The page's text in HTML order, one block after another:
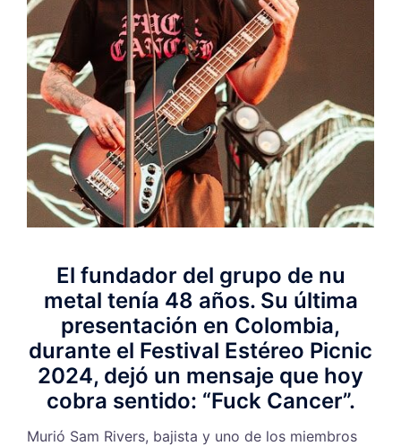
El fundador del grupo de nu
metal tenía 48 años. Su última
presentación en Colombia,
durante el Festival Estéreo Picnic
2024, dejó un mensaje que hoy
cobra sentido: “Fuck Cancer”.
Murió Sam Rivers, bajista y uno de los miembros